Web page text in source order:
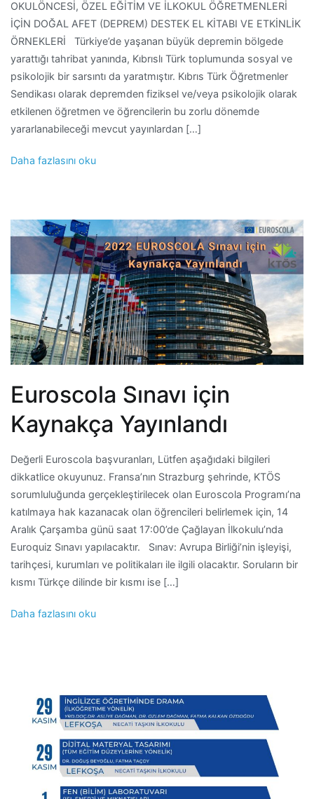
OKULÖNCESİ, ÖZEL EĞİTİM VE İLKOKUL ÖĞRETMENLERİ
İÇİN DOĞAL AFET (DEPREM) DESTEK EL KİTABI VE ETKİNLİK
ÖRNEKLERİ Türkiye’de yaşanan büyük depremin bölgede
yarattığı tahribat yanında, Kıbrıslı Türk toplumunda sosyal ve
psikolojik bir sarsıntı da yaratmıştır. Kıbrıs Türk Öğretmenler
Sendikası olarak depremden fiziksel ve/veya psikolojik olarak
etkilenen öğretmen ve öğrencilerin bu zorlu dönemde
yararlanabileceği mevcut yayınlardan […]
Daha fazlasını oku
Euroscola Sınavı için
Kaynakça Yayınlandı
Değerli Euroscola başvuranları, Lütfen aşağıdaki bilgileri
dikkatlice okuyunuz. Fransa’nın Strazburg şehrinde, KTÖS
sorumluluğunda gerçekleştirilecek olan Euroscola Programı’na
katılmaya hak kazanacak olan öğrencileri belirlemek için, 14
Aralık Çarşamba günü saat 17:00’de Çağlayan İlkokulu’nda
Euroquiz Sınavı yapılacaktır. Sınav: Avrupa Birliği’nin işleyişi,
tarihçesi, kurumları ve politikaları ile ilgili olacaktır. Soruların bir
kısmı Türkçe dilinde bir kısmı ise […]
Daha fazlasını oku